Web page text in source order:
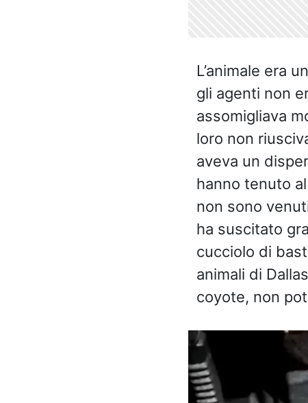
L’animale era
gli agenti non
assomigliava
loro non
aveva un
hanno tenuto
non sono
ha suscitato
cucciolo di
animali di
coyote, non